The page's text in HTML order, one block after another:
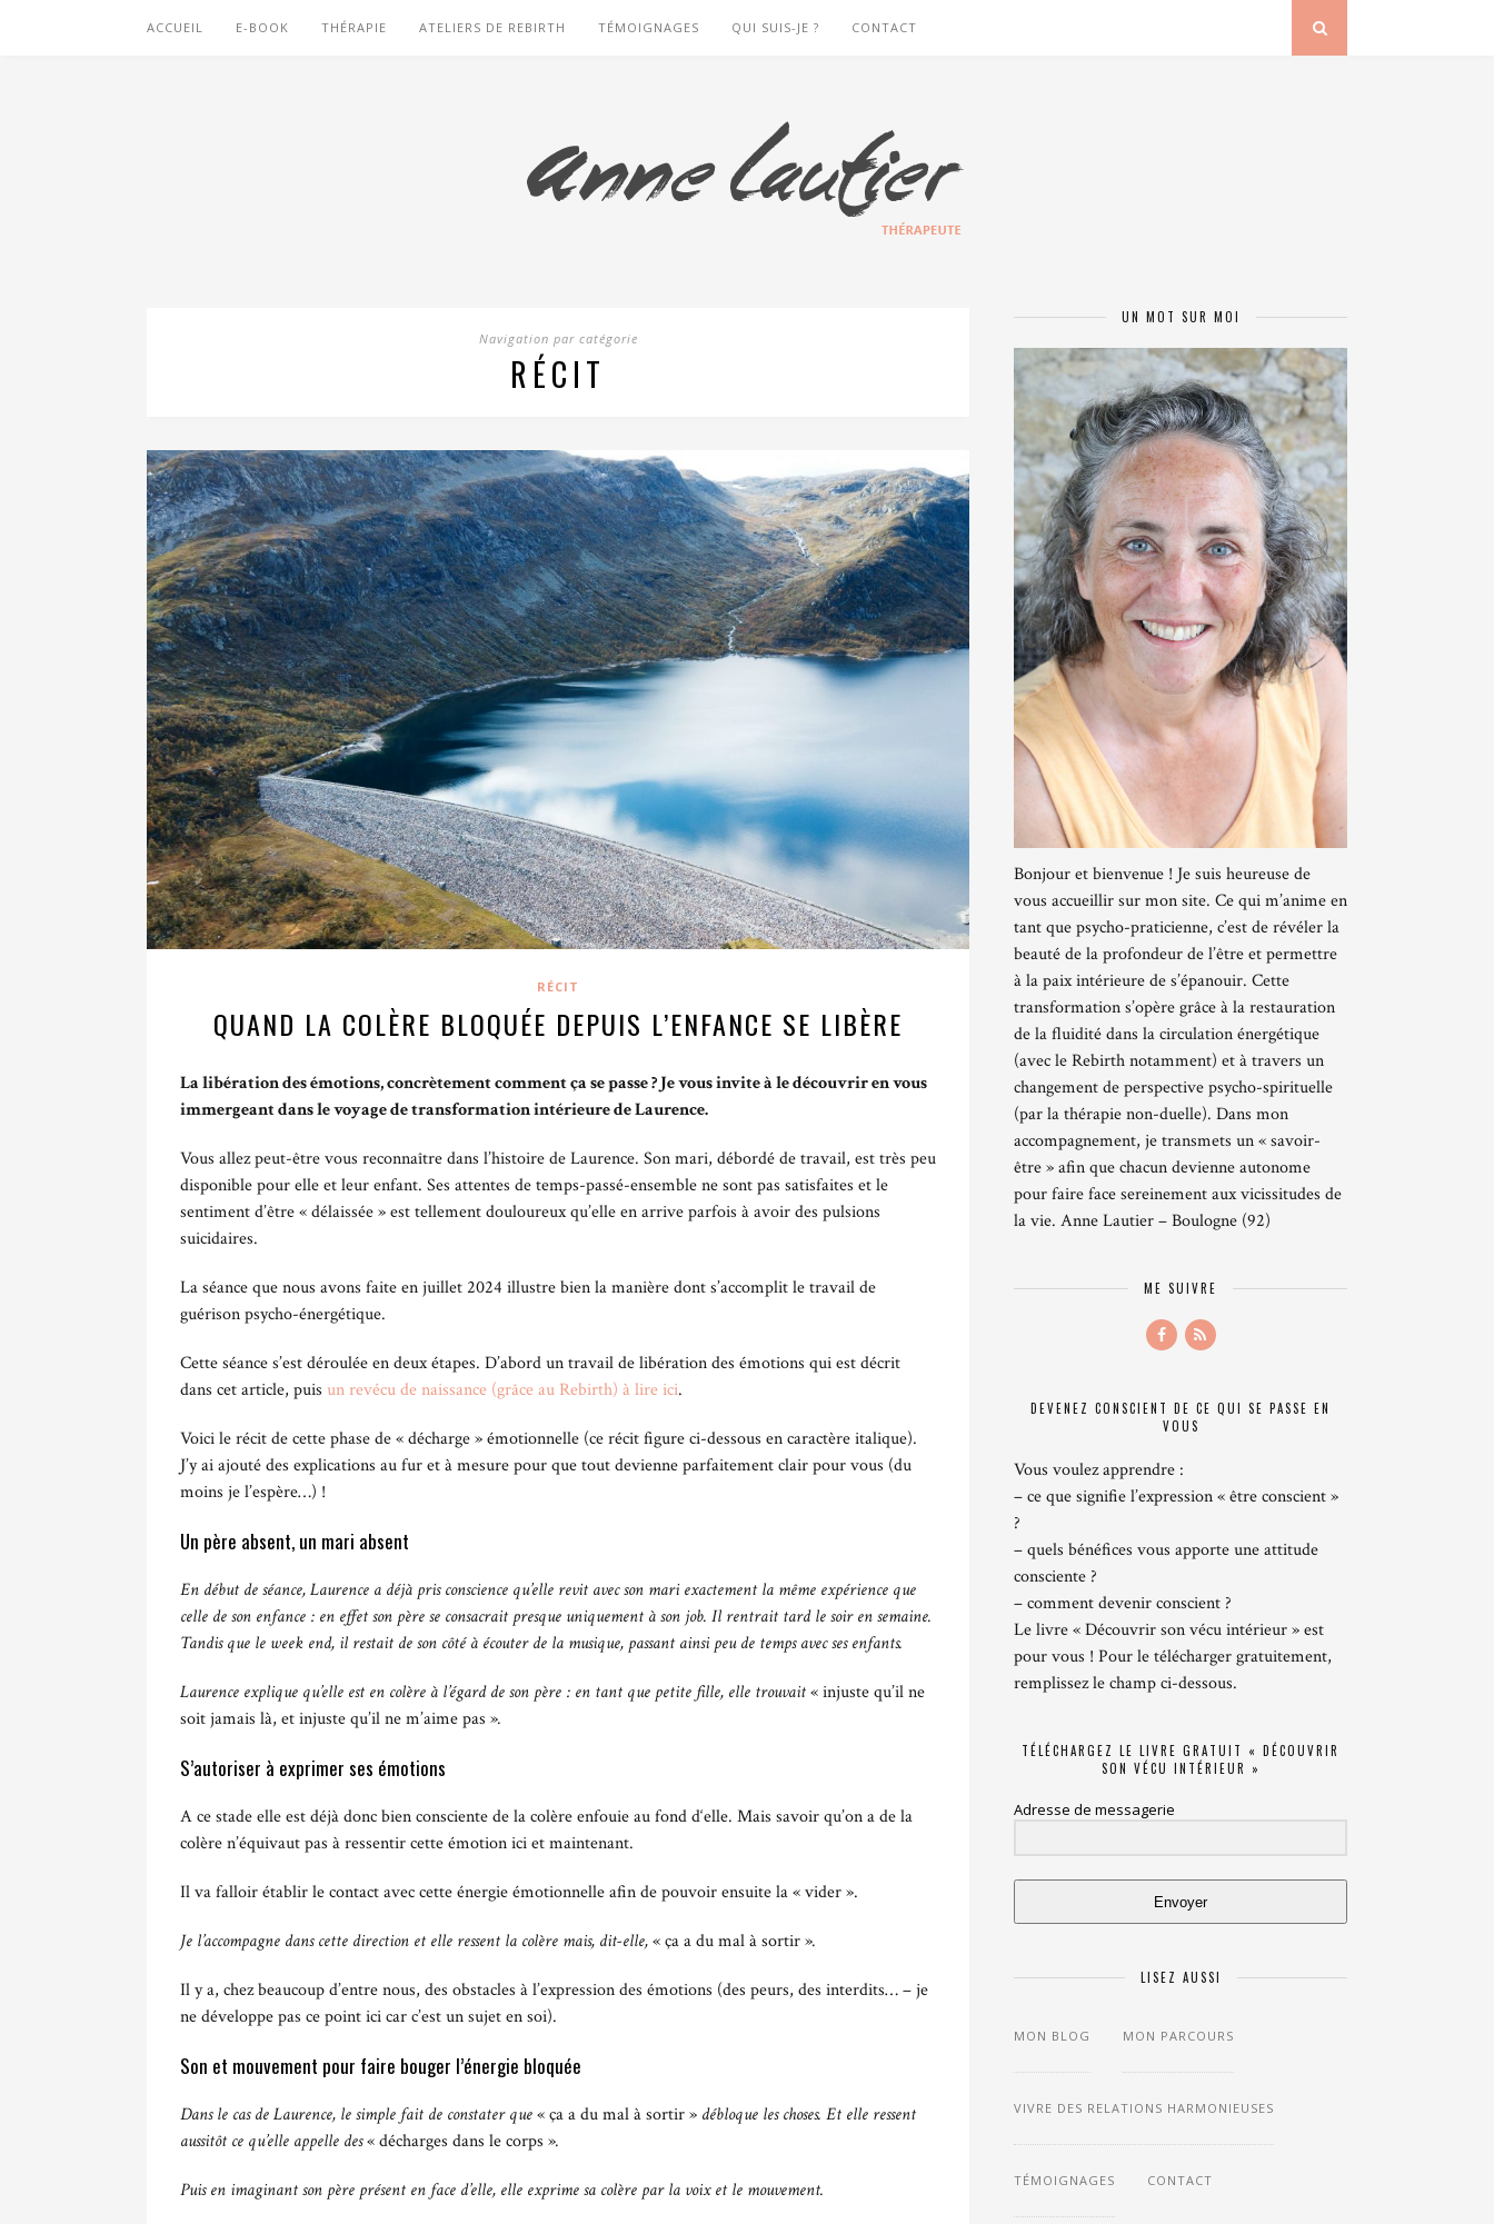
ACCUEIL E-BOOK THÉRAPIE ATELIERS DE REBIRTH TÉMOIGNAGES QUI SUIS-JE ? CONTACT
Navigation par catégorie
RÉCIT
RÉCIT
QUAND LA COLÈRE BLOQUÉE DEPUIS L’ENFANCE SE LIBÈRE
La libération des émotions, concrètement comment ça se passe ? Je vous invite à le découvrir en vous
immergeant dans le voyage de transformation intérieure de Laurence.
Vous allez peut-être vous reconnaître dans l’histoire de Laurence. Son mari, débordé de travail, est très peu
disponible pour elle et leur enfant. Ses attentes de temps-passé-ensemble ne sont pas satisfaites et le
sentiment d’être « délaissée » est tellement douloureux qu’elle en arrive parfois à avoir des pulsions
suicidaires.
La séance que nous avons faite en juillet 2024 illustre bien la manière dont s’accomplit le travail de
guérison psycho-énergétique.
Cette séance s’est déroulée en deux étapes. D’abord un travail de libération des émotions qui est décrit
dans cet article, puis un revécu de naissance (grâce au Rebirth) à lire ici.
Voici le récit de cette phase de « décharge » émotionnelle (ce récit figure ci-dessous en caractère italique).
J’y ai ajouté des explications au fur et à mesure pour que tout devienne parfaitement clair pour vous (du
moins je l’espère…) !
Un père absent, un mari absent
En début de séance, Laurence a déjà pris conscience qu’elle revit avec son mari exactement la même expérience que
celle de son enfance : en effet son père se consacrait presque uniquement à son job. Il rentrait tard le soir en semaine.
Tandis que le week end, il restait de son côté à écouter de la musique, passant ainsi peu de temps avec ses enfants.
Laurence explique qu’elle est en colère à l’égard de son père : en tant que petite fille, elle trouvait« injuste qu’il ne
soit jamais là, et injuste qu’il ne m’aime pas ».
S’autoriser à exprimer ses émotions
A ce stade elle est déjà donc bien consciente de la colère enfouie au fond d‘elle. Mais savoir qu’on a de la
colère n’équivaut pas à ressentir cette émotion ici et maintenant.
Il va falloir établir le contact avec cette énergie émotionnelle afin de pouvoir ensuite la « vider ».
Je l’accompagne dans cette direction et elle ressent la colère mais, dit-elle,« ça a du mal à sortir ».
Il y a, chez beaucoup d’entre nous, des obstacles à l’expression des émotions (des peurs, des interdits… – je
ne développe pas ce point ici car c’est un sujet en soi).
Son et mouvement pour faire bouger l’énergie bloquée
Dans le cas de Laurence, le simple fait de constater que« ça a du mal à sortir » débloque les choses. Et elle ressent
aussitôt ce qu’elle appelle des« décharges dans le corps ».
Puis en imaginant son père présent en face d’elle, elle exprime sa colère par la voix et le mouvement.
UN MOT SUR MOI
Bonjour et bienvenue ! Je suis heureuse de
vous accueillir sur mon site. Ce qui m’anime en
tant que psycho-praticienne, c’est de révéler la
beauté de la profondeur de l’être et permettre
à la paix intérieure de s’épanouir. Cette
transformation s’opère grâce à la restauration
de la fluidité dans la circulation énergétique
(avec le Rebirth notamment) et à travers un
changement de perspective psycho-spirituelle
(par la thérapie non-duelle). Dans mon
accompagnement, je transmets un « savoir-
être » afin que chacun devienne autonome
pour faire face sereinement aux vicissitudes de
la vie. Anne Lautier – Boulogne (92)
ME SUIVRE
DEVENEZ CONSCIENT DE CE QUI SE PASSE EN
VOUS
Vous voulez apprendre :
– ce que signifie l’expression « être conscient »
?
– quels bénéfices vous apporte une attitude
consciente ?
– comment devenir conscient ?
Le livre « Découvrir son vécu intérieur » est
pour vous ! Pour le télécharger gratuitement,
remplissez le champ ci-dessous.
TÉLÉCHARGEZ LE LIVRE GRATUIT « DÉCOUVRIR
SON VÉCU INTÉRIEUR »
Adresse de messagerie
Envoyer
LISEZ AUSSI
MON BLOG MON PARCOURS
VIVRE DES RELATIONS HARMONIEUSES
TÉMOIGNAGES CONTACT